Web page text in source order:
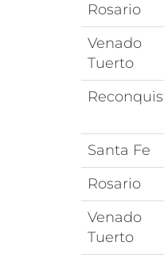
Rosario
Venado
Tuerto
Santa Fe
Rosario
Venado
Tuerto